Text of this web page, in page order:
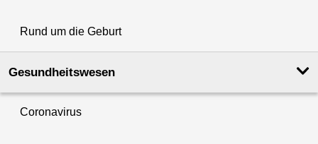
Rund um die Geburt
Gesundheits­wesen
Coronavirus